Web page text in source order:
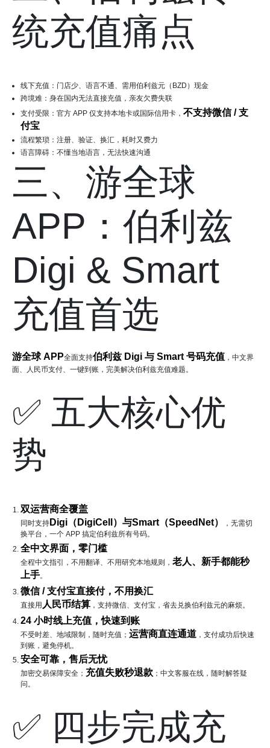
统充值痛点
线下充值：门店少、语言不通、需用伯利兹元（BZD）现金
跨境难：身在国内无法直接充值，亲友欠费失联
支付受限：官方 APP 仅支持本地卡或国际信用卡，不支持微信 / 支
付宝
流程繁琐：注册、验证、换汇，耗时又费力
语言障碍：不懂当地语言，无法快速沟通
三、游全球
APP：伯利兹
Digi & Smart
充值首选
游全球 APP全面支持伯利兹 Digi 与 Smart 号码充值 ，中文界
面、人民币支付、一键到账，完美解决伯利兹充值难题。
✅ 五大核心优
势
双运营商全覆盖
同时支持 Digi（DigiCell）与Smart（SpeedNet）
，无需切
换平台，一个 APP 搞定伯利兹所有号码。
全中文界面，零门槛
全程中文指引，不用翻译、不用研究本地规则，老人、新手都能秒
上手。
微信 / 支付宝直接付，不用换汇
直接用 人民币结算 ，支持微信、支付宝，省去兑换伯利兹元的麻烦。
24 小时线上充值，快速到账
不受时差、地域限制，随时充值；运营商直连通道 ，支付成功后快速
到账，避免停机。
安全可靠，售后无忧
加密交易保障安全； 充值失败秒退款 ；中文客服在线，随时解答疑
问。
✅ 四步完成充